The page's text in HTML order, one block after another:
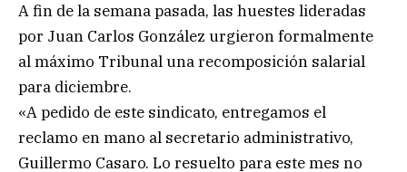
A fin de la semana pasada, las huestes lideradas
por Juan Carlos González urgieron formalmente
al máximo Tribunal una recomposición salarial
para diciembre.
«A pedido de este sindicato, entregamos el
reclamo en mano al secretario administrativo,
Guillermo Casaro. Lo resuelto para este mes no